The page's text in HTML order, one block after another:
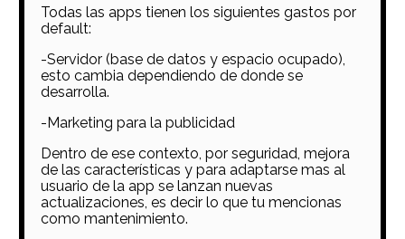
Todas las apps tienen los siguientes gastos por
default:
-Servidor (base de datos y espacio ocupado),
esto cambia dependiendo de donde se
desarrolla.
-Marketing para la publicidad
Dentro de ese contexto, por seguridad, mejora
de las características y para adaptarse mas al
usuario de la app se lanzan nuevas
actualizaciones, es decir lo que tu mencionas
como mantenimiento.